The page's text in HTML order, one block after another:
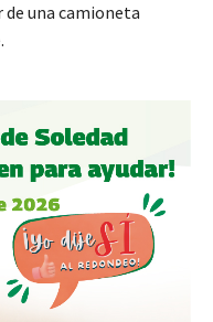
una camioneta